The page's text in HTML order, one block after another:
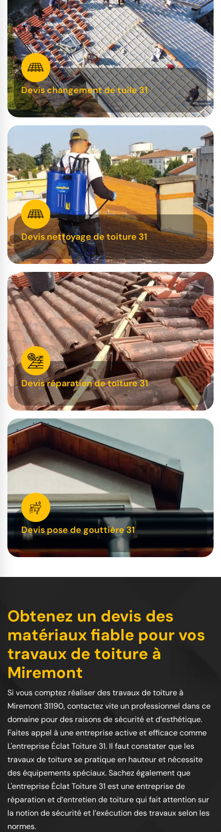
Devis changement de tuile 31
Devis nettoyage de toiture 31
Devis réparation de toiture 31
Devis pose de gouttière 31
Obtenez un devis des
matériaux fiable pour vos
travaux de toiture à
Miremont
Si vous comptez réaliser des travaux de toiture à
Miremont 31190, contactez vite un professionnel dans ce
domaine pour des raisons de sécurité et d’esthétique.
Faites appel à une entreprise active et efficace comme
L'entreprise Éclat Toiture 31. Il faut constater que les
travaux de toiture se pratique en hauteur et nécessite
des équipements spéciaux. Sachez également que
L'entreprise Éclat Toiture 31 est une entreprise de
réparation et d’entretien de toiture qui fait attention sur
la notion de sécurité et l’exécution des travaux selon les
normes.